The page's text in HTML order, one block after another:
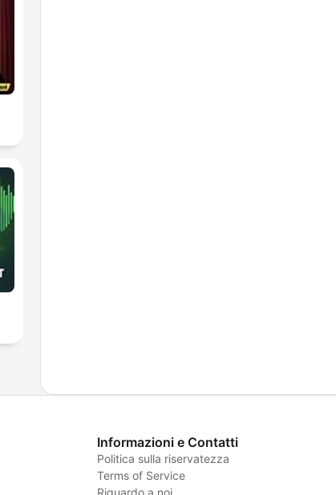
Informazioni e Contatti
Politica sulla riservatezza
Terms of Service
Riguardo a noi